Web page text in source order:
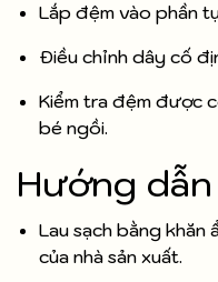
Lắp đệm vào phần
Điều chỉnh dây cố
Kiểm tra đệm được
bé ngồi.
Hướng
Lau sạch bằng khăn
của nhà sản xuất.